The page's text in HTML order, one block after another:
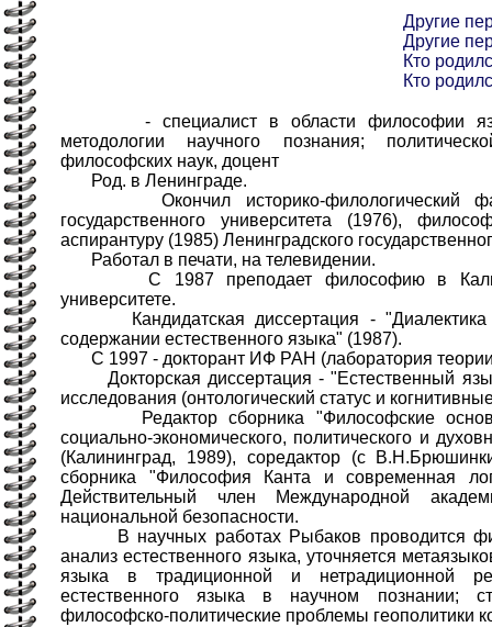
Другие
Другие
Кто
Кто
- специалист в области философии
методологии научного познания;
философских наук, доцент
Род. в Ленинграде.
Окончил историко-филологический
государственного университета (1976),
аспирантуру (1985) Ленинградского
Работал в печати, на телевидении.
С 1987 преподает философию в
университете.
Кандидатская диссертация - "Диалектика
содержании естественного языка" (1987).
С 1997 - докторант ИФ РАН (лаборатория
Докторская диссертация - "Естественный
исследования (онтологический статус и
Редактор сборника "Философские основы
социально-экономического, политического и
(Калининград, 1989), соредактор (с
сборника "Философия Канта и современная
Действительный член Международной
национальной безопасности.
В научных работах Рыбаков проводится
анализ естественного языка, уточняется
языка в традиционной и нетрадиционной
естественного языка в научном познании;
философско-политические проблемы геополитики